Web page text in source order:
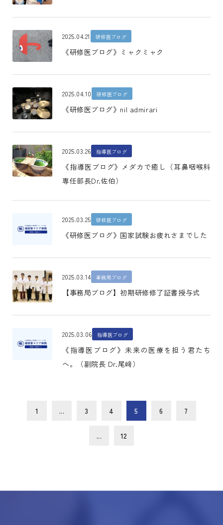
2025.04.21 研修医ブログ
《研修医ブログ》ミャクミャク
2025.04.10 研修医ブログ
《研修医ブログ》nil admirari
2025.03.26 指導医ブログ
《指導医ブログ》メダカで癒し（耳鼻咽喉科
専任部長Dr.佐伯）
2025.03.25 研修医ブログ
《研修医ブログ》国家試験お疲れさまでした
2025.03.14 事務局ブログ
【事務局ブログ】初期研修修了証書授与式
2025.03.06 指導医ブログ
《指導医ブログ》未来の医療を担う君たち
へ。（副院長 Dr.尾﨑）
1 ... 3 4 5 6 7
... 12